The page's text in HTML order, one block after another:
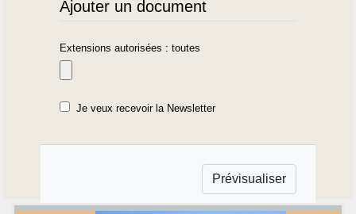
Ajouter un document
Extensions autorisées : toutes
Je veux recevoir la Newsletter